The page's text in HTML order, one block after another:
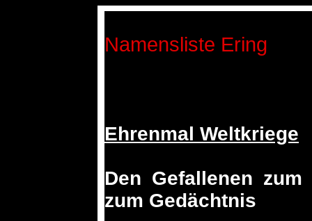
Namensliste Ering
Ehrenmal Weltkriege
Den Gefallenen
zum Gedächtnis